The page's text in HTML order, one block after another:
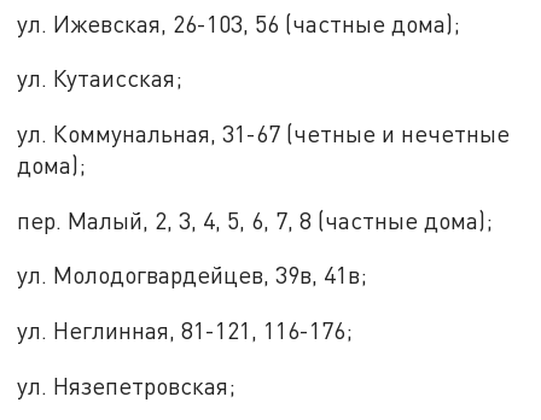
ул. Ижевская, 26-103, 56 (частные дома);
ул. Кутаисская;
ул. Коммунальная, 31-67 (четные и нечетные
дома);
пер. Малый, 2, 3, 4, 5, 6, 7, 8 (частные дома);
ул. Молодогвардейцев, 39в, 41в;
ул. Неглинная, 81-121, 116-176;
ул. Нязепетровская;